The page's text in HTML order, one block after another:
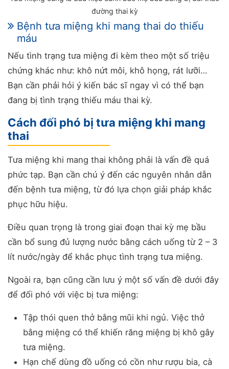
đường thai kỳ
Bệnh tưa miệng khi mang thai do thiếu
máu
Nếu tình trạng tưa miệng đi kèm theo một số triệu
chứng khác như: khô nứt môi, khô họng, rát lưỡi…
Bạn cần phải hỏi ý kiến bác sĩ ngay vì có thể bạn
đang bị tình trạng thiếu máu thai kỳ.
Cách đối phó bị tưa miệng khi mang
thai
Tưa miệng khi mang thai không phải là vấn đề quá
phức tạp. Bạn cần chú ý đến các nguyên nhân dẫn
đến bệnh tưa miệng, từ đó lựa chọn giải pháp khắc
phục hữu hiệu.
Điều quan trọng là trong giai đoạn thai kỳ mẹ bầu
cần bổ sung đủ lượng nước bằng cách uống từ 2 – 3
lít nước/ngày để khắc phục tình trạng tưa miệng.
Ngoài ra, bạn cũng cần lưu ý một số vấn đề dưới đây
để đối phó với việc bị tưa miệng:
Tập thói quen thở bằng mũi khi ngủ. Việc thở
bằng miệng có thể khiến răng miệng bị khô gây
tưa miệng.
Hạn chế dùng đồ uống có cồn như rượu bia, cà